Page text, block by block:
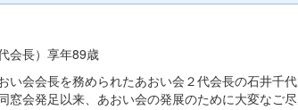
会長）享年89歳
会会長を務められたあおい会２代会長の石井千
窓会発足以来、あおい会の発展のために大変なご尽